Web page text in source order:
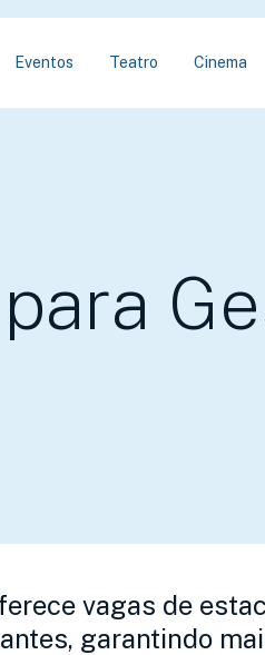
Eventos Teatro Cinema
vagas de
garantindo